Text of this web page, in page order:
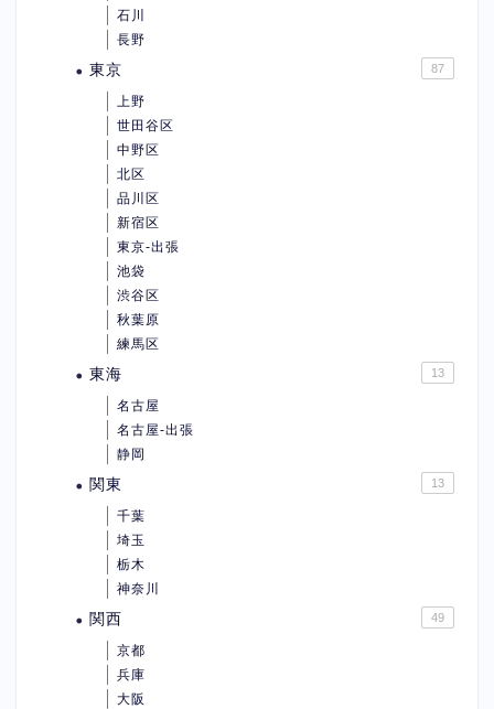
石川
長野
東京 87
上野
世田谷区
中野区
北区
品川区
新宿区
東京-出張
池袋
渋谷区
秋葉原
練馬区
東海 13
名古屋
名古屋-出張
静岡
関東 13
千葉
埼玉
栃木
神奈川
関西 49
京都
兵庫
大阪